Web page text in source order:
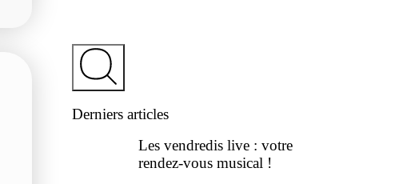
Derniers articles
Les vendredis live : votre
rendez-vous musical !